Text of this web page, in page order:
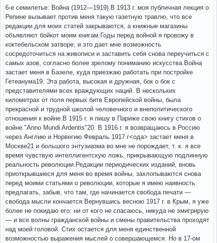
6-е семилетье: Война (1912—1919).В 1913 г. моя публичная лекция о
Репине вызывает против меня такую газетную травлю, что все
редакции для моих статей закрываются, а книжные магазины
объявляют бойкот моим книгам.Годы перед войной я провожу в
коктебельском затворе, и это дает мне возможность
сосредоточиться на живописи и заставить себя снова переучиться с
самых азов, согласно более зрелому пониманию искусства.Война
застает меня в Базеле, куда приезжаю работать при постройке
Гетеанума19. Эта работа, высокая и дружная, бок о бок с
представителями всех враждующих наций. В нескольких
километрах от поля первых битв Европейской войны, была
прекрасной и трудной школой человечного и внеполитического
отношения к войне.В 1915 г. я пишу в Париже свою книгу стихов о
войне "Anno Mundi Ardentis"20. В 1916 г. я возвращаюсь в Россию
через Англию и Норвегию.Февраль 1917 г<ода> застает меня в
Москве21 и большого энтузиазма во мне не порождает, т. к. я все
время чувствую интеллигентскую ложь, прикрывающую подлинную
реальность революции.Редакции периодических изданий, вновь
приоткрывшиеся для меня во время войны, захлопываются снова
перед моими статьями о революции, которые я имею наивность
предлагать, забыв, что там, где начинается свобода печати —
свобода мысли кончается.Вернувшись весною 1917 г. в Крым, я уже
более не покидаю его: ни от кого не спасаюсь, никуда не эмигрирую
— и все волны гражданской войны и смены правительства проходят
над моей головой. Стих остается для меня единственной
возможностью выражения мыслей о совершающемся. Но в 17-ом